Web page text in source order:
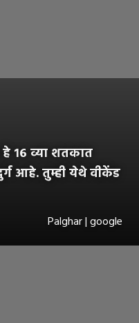
१६ व्या शतकात
आहे. तुम्ही येथे वीकेंड
Palghar | google